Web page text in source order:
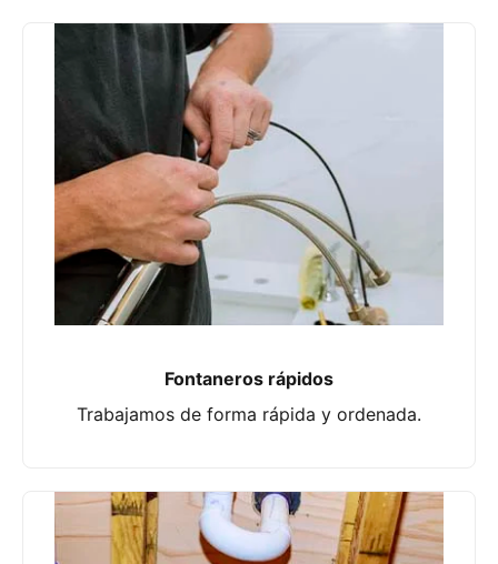
Fontaneros rápidos
Trabajamos de forma rápida y ordenada.